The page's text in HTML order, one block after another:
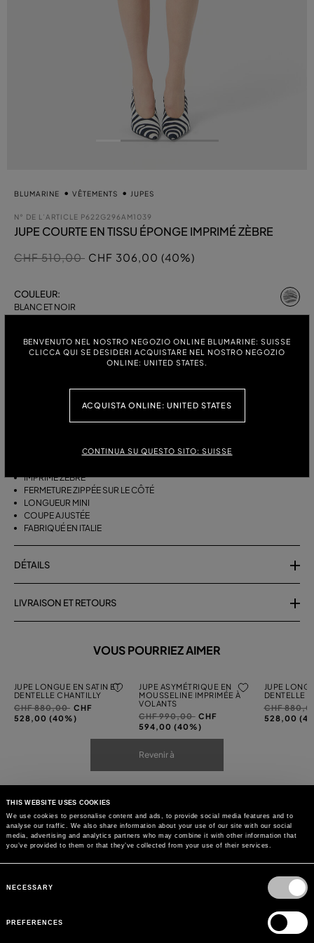
THIS WEBSITE USES COOKIES
We use cookies to personalise content and ads, to provide social media features and to
analyse our traffic. We also share information about your use of our site with our social
media, advertising and analytics partners who may combine it with other information that
you’ve provided to them or that they’ve collected from your use of their services.
Selection
NECESSARY
PREFERENCES
BENVENUTO NEL NOSTRO NEGOZIO ONLINE BLUMARINE: SUISSE
CLICCA QUI SE DESIDERI ACQUISTARE NEL NOSTRO NEGOZIO
ONLINE: UNITED STATES.
ACQUISTA ONLINE: UNITED STATES
CONTINUA SU QUESTO SITO: SUISSE
BLUMARINE VÊTEMENTS JUPES
N° DE L’ARTICLE P622G296AM1039
JUPE COURTE EN TISSU ÉPONGE IMPRIMÉ ZÈBRE
Prix réduit de
CHF 510,00àCHF 306,00 (40%)
COULEUR:
BLANC ET NOIR
38 40 42
IMPRIMÉ ZÈBRE
FERMETURE ZIPPÉE SUR LE CÔTÉ
LONGUEUR MINI
COUPE AJUSTÉE
FABRIQUÉ EN ITALIE
DÉTAILS
LIVRAISON ET RETOURS
VOUS POURRIEZ AIMER
JUPE LONGUE EN SATIN ET
DENTELLE CHANTILLY
Prix
réduit
CHF 880,00àCHF
528,00 (40%)
JUPE ASYMÉTRIQUE EN
MOUSSELINE IMPRIMÉE À
VOLANTS
Prix
réduit
CHF 990,00àCHF
594,00 (40%)
JUPE
DENTELLE
Prix
réduit
CHF
528,00
Revenir à